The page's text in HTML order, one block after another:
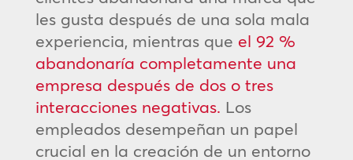
les gusta después de una sola mala
experiencia, mientras que el 92 %
abandonaría completamente una
empresa después de dos o tres
interacciones negativas. Los
empleados desempeñan un papel
crucial en la creación de un entorno